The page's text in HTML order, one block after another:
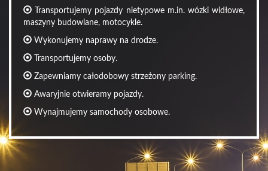
Transportujemy pojazdy nietypowe m.in. wózki widłowe,
maszyny budowlane, motocykle.
Wykonujemy naprawy na drodze.
Transportujemy osoby.
Zapewniamy całodobowy strzeżony parking.
Awaryjnie otwieramy pojazdy.
Wynajmujemy samochody osobowe.